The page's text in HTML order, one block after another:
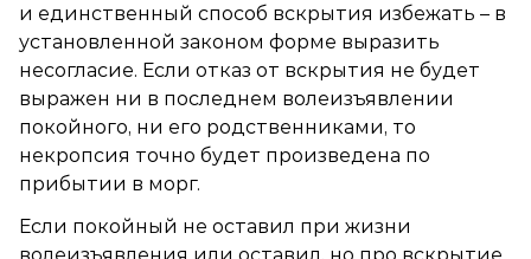
и единственный способ вскрытия избежать – в
установленной законом форме выразить
несогласие. Если отказ от вскрытия не будет
выражен ни в последнем волеизъявлении
покойного, ни его родственниками, то
некропсия точно будет произведена по
прибытии в морг.
Если покойный не оставил при жизни